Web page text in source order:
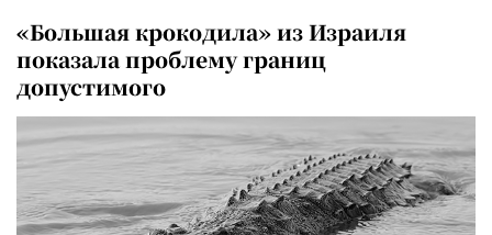
«Большая крокодила» из Израиля
показала проблему границ
допустимого